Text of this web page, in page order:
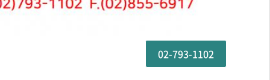
02-793-1102